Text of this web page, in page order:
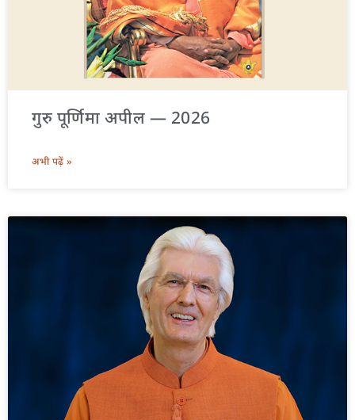
गुरु पूर्णिमा अपील — 2026
अभी पढ़ें »